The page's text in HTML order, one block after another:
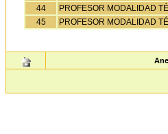
44
PROFESOR MODALIDAD
45
PROFESOR MODALIDAD